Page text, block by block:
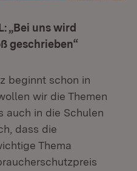
„Bei uns wird
geschrieben“
beginnt schon in
wir die Themen
auch in die Schulen
dass die
Thema